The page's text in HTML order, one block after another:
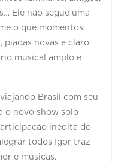
Ele não segue uma
o que momentos
piadas novas e claro
musical amplo e
Brasil com seu
o novo show solo
inédita do
todos Igor traz
e músicas.